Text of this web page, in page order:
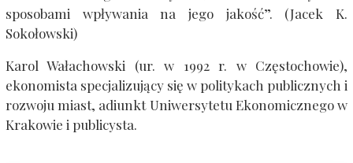
sposobami wpływania na jego jakość”. (Jacek K.
Sokołowski)
Karol Wałachowski (ur. w 1992 r. w Częstochowie),
ekonomista specjalizujący się w politykach publicznych i
rozwoju miast, adiunkt Uniwersytetu Ekonomicznego w
Krakowie i publicysta.